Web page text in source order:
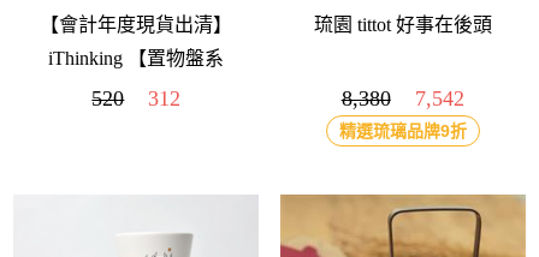
【會計年度現貨出清】
iThinking 【置物盤系
列】微風吹過青草地L
520 312
琉園 tittot 好事在後頭
8,380 7,542
精選琉璃品牌9折